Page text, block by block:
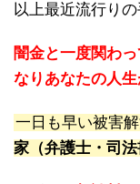
以上最近流行りの
闇金と一度関わ
なりあなたの人生
一日も早い被害
家（弁護士・司